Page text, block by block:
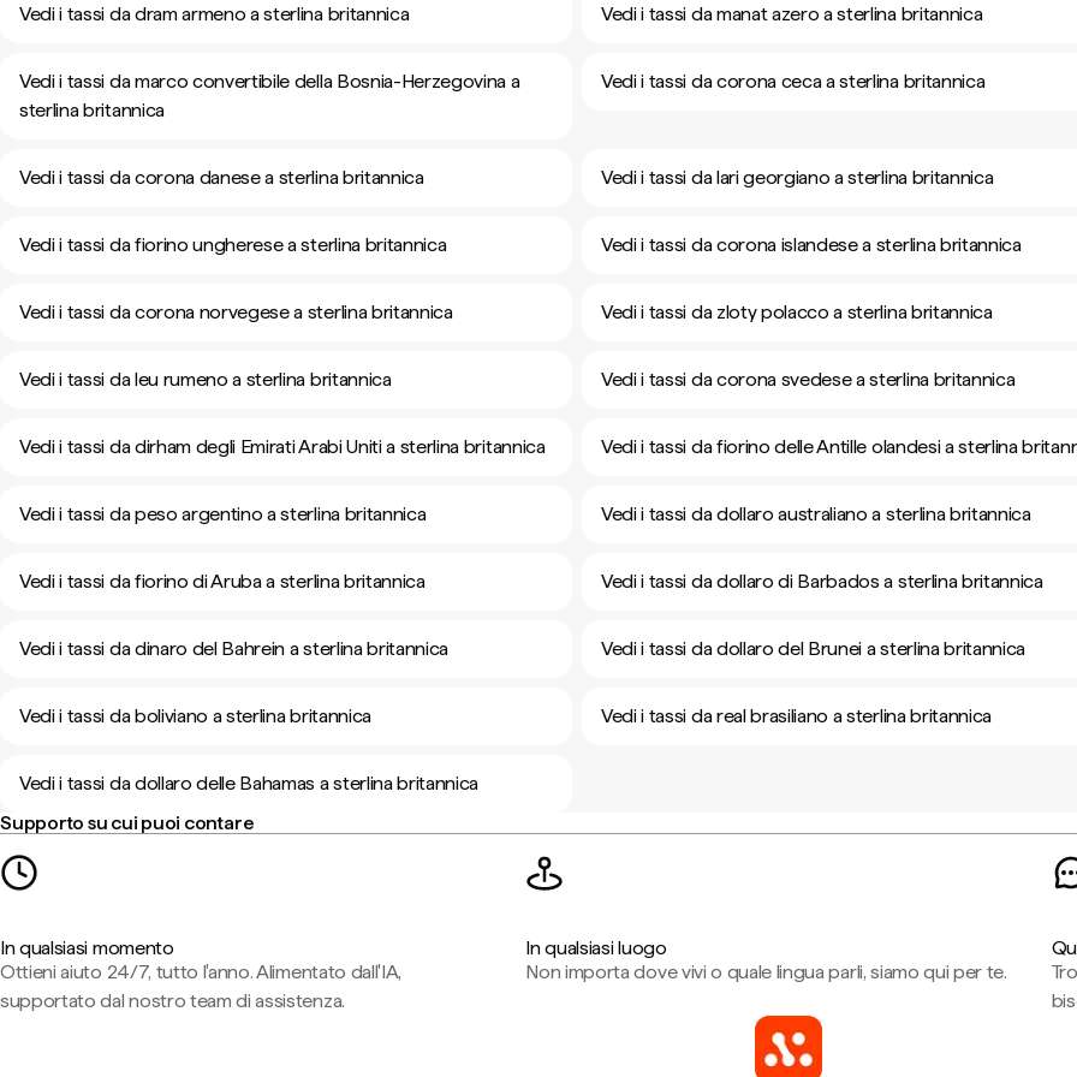
Vedi i tassi da dram armeno a sterlina britannica Vedi i tassi da manat azero a sterlina britannica
Vedi i tassi da marco convertibile della Bosnia-Herzegovina a
sterlina britannica
Vedi i tassi da corona ceca a sterlina britannica
Vedi i tassi da corona danese a sterlina britannica Vedi i tassi da lari georgiano a sterlina britannica
Vedi i tassi da fiorino ungherese a sterlina britannica Vedi i tassi da corona islandese a sterlina britannica
Vedi i tassi da corona norvegese a sterlina britannica Vedi i tassi da zloty polacco a sterlina britannica
Vedi i tassi da leu rumeno a sterlina britannica Vedi i tassi da corona svedese a sterlina britannica
Vedi i tassi da dirham degli Emirati Arabi Uniti a sterlina britannica Vedi i tassi da fiorino delle Antille olandesi a sterlina
Vedi i tassi da peso argentino a sterlina britannica Vedi i tassi da dollaro australiano a sterlina britannica
Vedi i tassi da fiorino di Aruba a sterlina britannica Vedi i tassi da dollaro di Barbados a sterlina britannica
Vedi i tassi da dinaro del Bahrein a sterlina britannica Vedi i tassi da dollaro del Brunei a sterlina britannica
Vedi i tassi da boliviano a sterlina britannica Vedi i tassi da real brasiliano a sterlina britannica
Vedi i tassi da dollaro delle Bahamas a sterlina britannica
Supporto su cui puoi contare
In qualsiasi momento
Ottieni aiuto 24/7, tutto l'anno. Alimentato dall'IA,
supportato dal nostro team di assistenza.
In qualsiasi luogo
Non importa dove vivi o quale lingua parli, siamo qui per te.